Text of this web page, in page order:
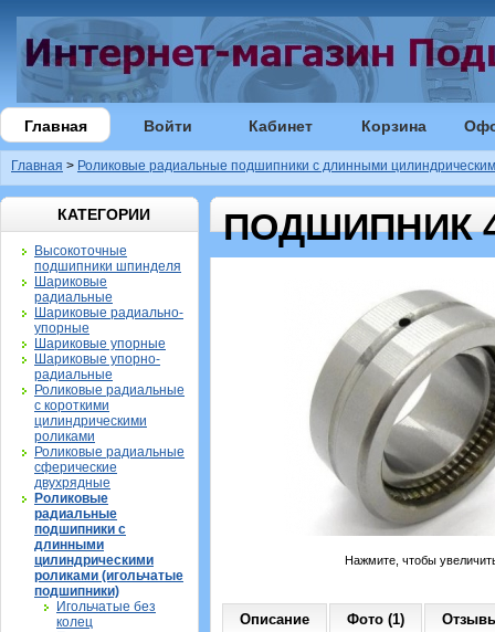
Главная Войти Кабинет Корзина
Главная > Роликовые радиальные подшипники с длинными
КАТЕГОРИИ
Высокоточные
подшипники шпинделя
Шариковые
радиальные
Шариковые радиально-
упорные
Шариковые упорные
Шариковые упорно-
радиальные
Роликовые радиальные
с короткими
цилиндрическими
роликами
Роликовые радиальные
сферические
двухрядные
Роликовые
радиальные
подшипники с
длинными
цилиндрическими
роликами (игольчатые
подшипники)
Игольчатые без
колец
ПОДШИПНИК
Нажмите, чтобы
Описание Фото (1)